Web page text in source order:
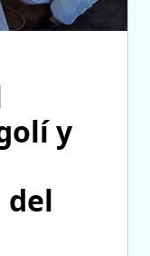
y
del